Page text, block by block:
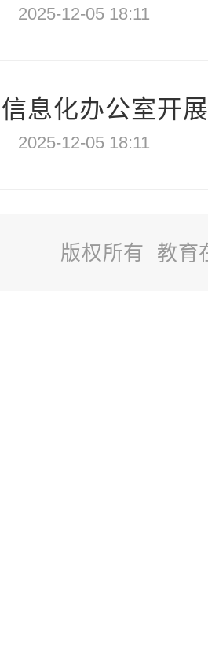
2025-12-05 18:11
息化办公室开
2025-12-05 18:11
版权所有 教育